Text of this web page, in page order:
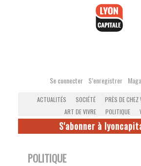
Se connecter S’enregistrer
ACTUALITÉS SOCIÉTÉ PRÈS DE CHEZ
ART DE VIVRE
POLITIQUE
S'abonner à
POLITIQUE